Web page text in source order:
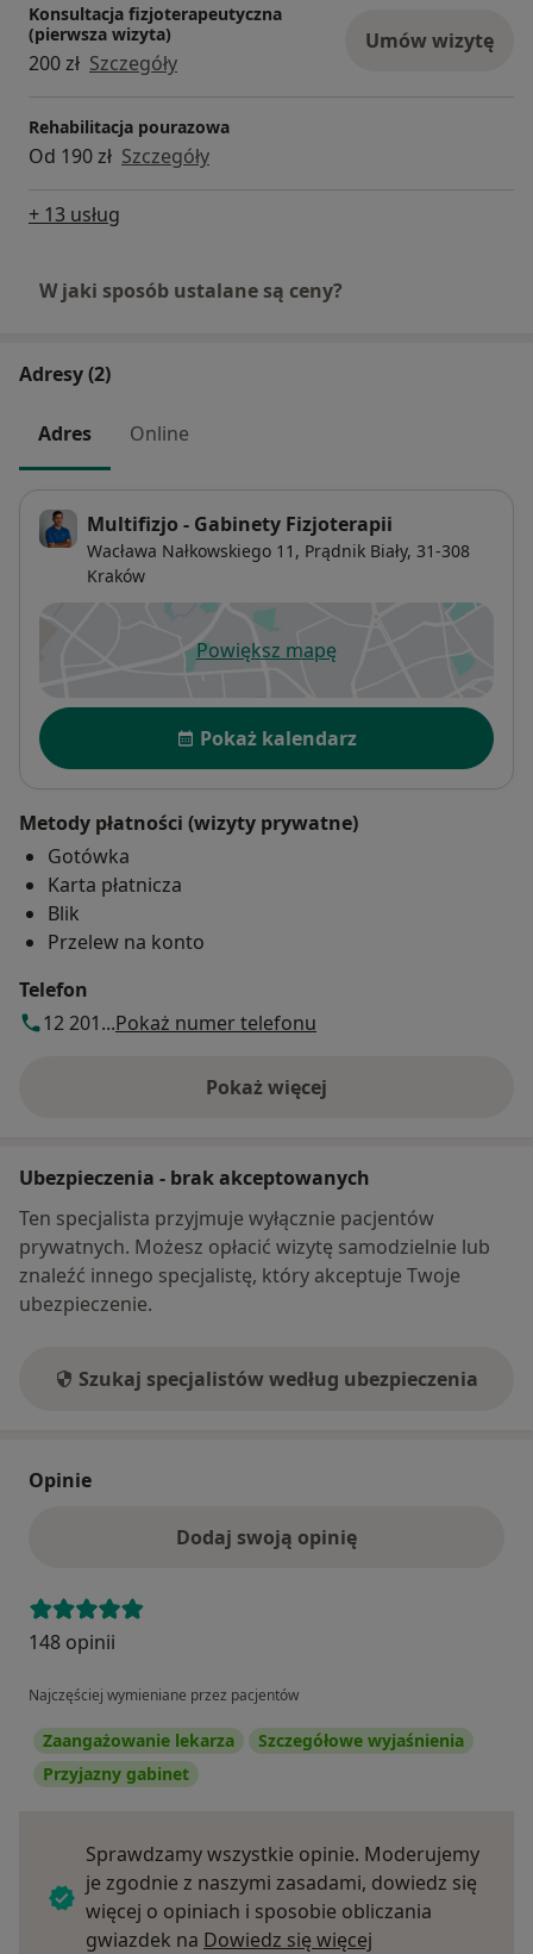
Konsultacja fizjoterapeutyczna
(pierwsza wizyta)
200 zł Szczegóły
Umów wizytę
Rehabilitacja pourazowa
Od 190 zł Szczegóły
+ 13 usług
W jaki sposób ustalane są ceny?
Adresy (2)
Adres Online
Multifizjo - Gabinety Fizjoterapii
Wacława Nałkowskiego 11, Prądnik Biały, 31-308
Kraków
Powiększ mapęotwiera się w nowej karcie
Dostępność
Pokaż kalendarz
Metody płatności (wizyty prywatne)
Gotówka
Karta płatnicza
Blik
Przelew na konto
Telefon
12 201...Pokaż numer telefonu
Pokaż więcej
o adresie
Ubezpieczenia - brak akceptowanych
Ten specjalista przyjmuje wyłącznie pacjentów
prywatnych. Możesz opłacić wizytę samodzielnie lub
znaleźć innego specjalistę, który akceptuje Twoje
ubezpieczenie.
Szukaj specjalistów według ubezpieczenia
Opinie
Dodaj swoją opinię
148 opinii
Najczęściej wymieniane przez pacjentów
Zaangażowanie lekarza
Szczegółowe wyjaśnienia
Przyjazny gabinet
Sprawdzamy wszystkie opinie. Moderujemy
je zgodnie z naszymi zasadami, dowiedz się
więcej o opiniach i sposobie obliczania
gwiazdek na Dowiedz się więcej